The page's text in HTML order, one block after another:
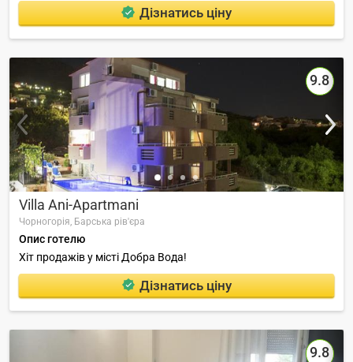
Дізнатись ціну
9.8
Villa Ani-Apartmani
Чорногорія, Барська рів'єра
Опис готелю
Хіт продажів у місті Добра Вода!
Дізнатись ціну
9.8